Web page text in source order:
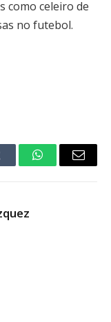
como celeiro de
no futebol.
WhatsAppEmail